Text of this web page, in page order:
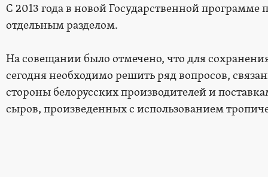
С 2013 года в новой Государственной программе
отдельным разделом.
На совещании было отмечено, что для
сегодня необходимо решить ряд вопросов,
стороны белорусских производителей и
сыров, произведенных с использованием